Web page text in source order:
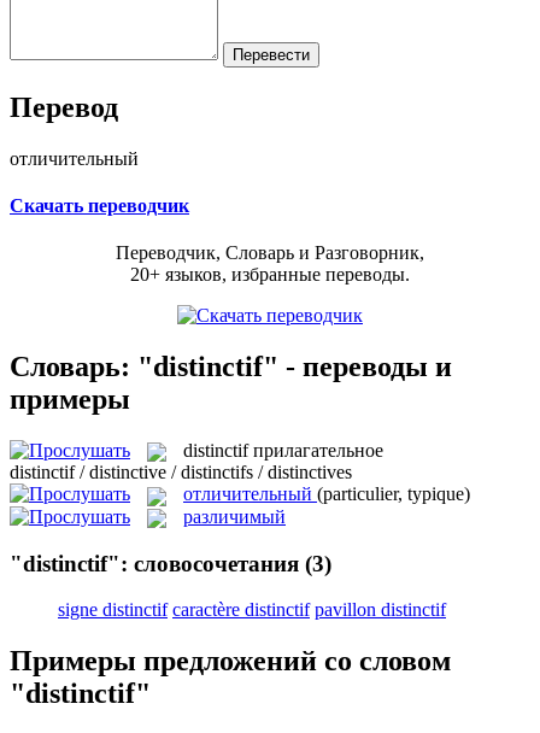
Перевод
отличительный
Скачать переводчик
Переводчик, Словарь и Разговорник,
20+ языков, избранные переводы.
Словарь: "distinctif" - переводы и
примеры
distinctif прилагательное
distinctif / distinctive / distinctifs / distinctives
отличительный (particulier, typique)
различимый
"distinctif": словосочетания (3)
signe distinctif caractère distinctif pavillon distinctif
Примеры предложений со словом
"distinctif"